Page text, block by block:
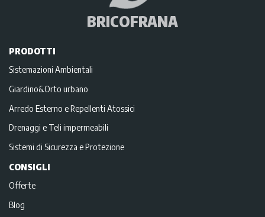
BRICOFRANA
PRODOTTI
Sistemazioni Ambientali
Giardino&Orto urbano
Arredo Esterno e Repellenti Atossici
Drenaggi e Teli impermeabili
Sistemi di Sicurezza e Protezione
CONSIGLI
Offerte
Blog